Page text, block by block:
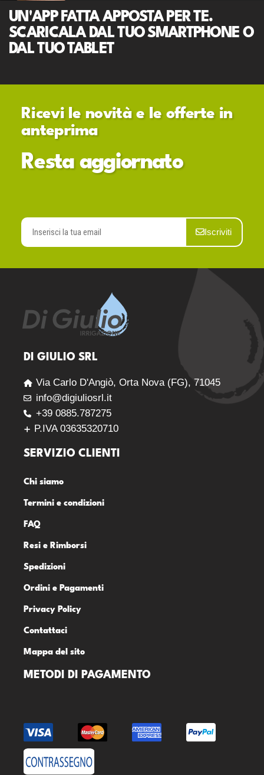
UN'APP FATTA APPOSTA PER TE.
SCARICALA DAL TUO SMARTPHONE O
DAL TUO TABLET
Ricevi le novità e le offerte in
anteprima
Resta aggiornato
Iscriviti
DI GIULIO SRL
Via Carlo D'Angiò, Orta Nova (FG), 71045
info@digiuliosrl.it
+39 0885.787275
P.IVA 03635320710
SERVIZIO CLIENTI
Chi siamo
Termini e condizioni
FAQ
Resi e Rimborsi
Spedizioni
Ordini e Pagamenti
Privacy Policy
Contattaci
Mappa del sito
METODI DI PAGAMENTO